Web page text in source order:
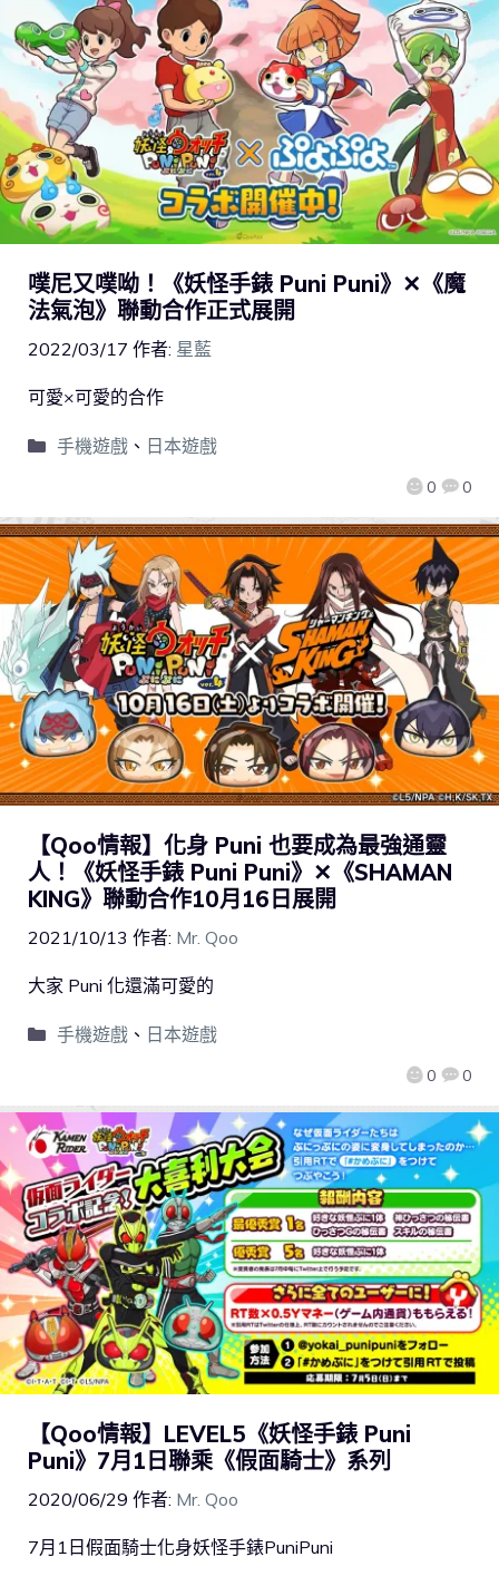
噗尼又噗呦！《妖怪手錶 Puni Puni》✕《魔
法氣泡》聯動合作正式展開
2022/03/17 作者: 星藍
0 0
可愛×可愛的合作
手機遊戲、 日本遊戲
【Qoo情報】化身 Puni 也要成為最強通靈
人！《妖怪手錶 Puni Puni》✕《SHAMAN
KING》聯動合作10月16日展開
2021/10/13 作者: Mr. Qoo
0 0
大家 Puni 化還滿可愛的
手機遊戲、 日本遊戲
【Qoo情報】LEVEL5《妖怪手錶 Puni
Puni》7月1日聯乘《假面騎士》系列
2020/06/29 作者: Mr. Qoo
7月1日假面騎士化身妖怪手錶PuniPuni